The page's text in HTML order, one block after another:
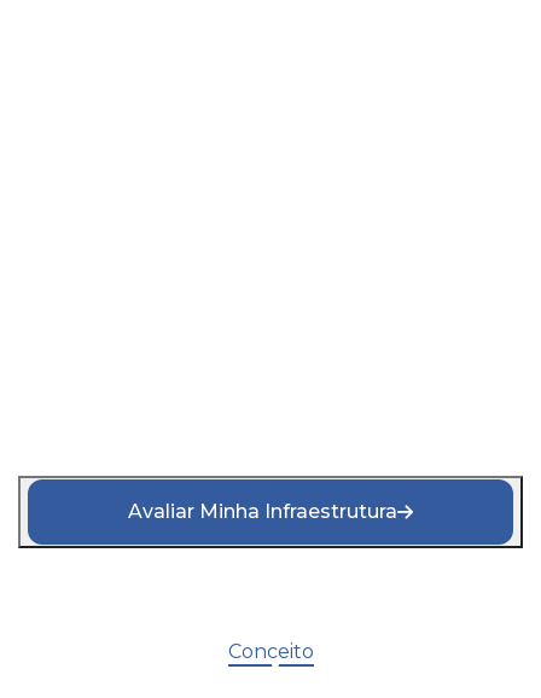
insuficiente
Avaliar Minha Infraestrutura
Conceito